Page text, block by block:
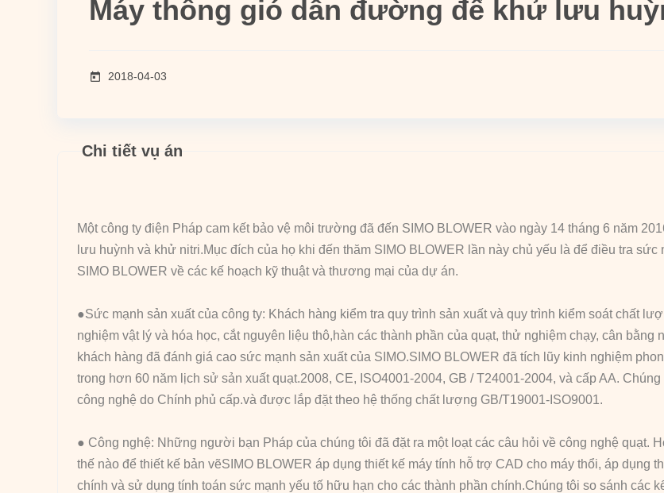
Máy thông gió dẫn đường để khử lưu
2018-04-03
Chi tiết vụ án
Một công ty điện Pháp cam kết bảo vệ môi trường đã đến SIMO BLOWER vào ngày 14 tháng 6 năm
lưu huỳnh và khử nitri.Mục đích của họ khi đến thăm SIMO BLOWER lần này chủ yếu là để điều tra
SIMO BLOWER về các kế hoạch kỹ thuật và thương mại của dự án.
●Sức mạnh sản xuất của công ty: Khách hàng kiểm tra quy trình sản xuất và quy trình kiểm soát chất
nghiệm vật lý và hóa học, cắt nguyên liệu thô,hàn các thành phần của quạt, thử nghiệm chạy, cân
khách hàng đã đánh giá cao sức mạnh sản xuất của SIMO.SIMO BLOWER đã tích lũy kinh nghiệm
trong hơn 60 năm lịch sử sản xuất quạt.2008, CE, ISO4001-2004, GB / T24001-2004, và cấp AA.
công nghệ do Chính phủ cấp.và được lắp đặt theo hệ thống chất lượng GB/T19001-ISO9001.
● Công nghệ: Những người bạn Pháp của chúng tôi đã đặt ra một loạt các câu hỏi về công nghệ quạt.
thế nào để thiết kế bản vẽSIMO BLOWER áp dụng thiết kế máy tính hỗ trợ CAD cho máy thổi, áp dụng
chính và sử dụng tính toán sức mạnh yếu tố hữu hạn cho các thành phần chính.Chúng tôi so sánh các